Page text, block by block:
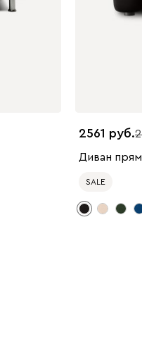
2561
Диван
SALE